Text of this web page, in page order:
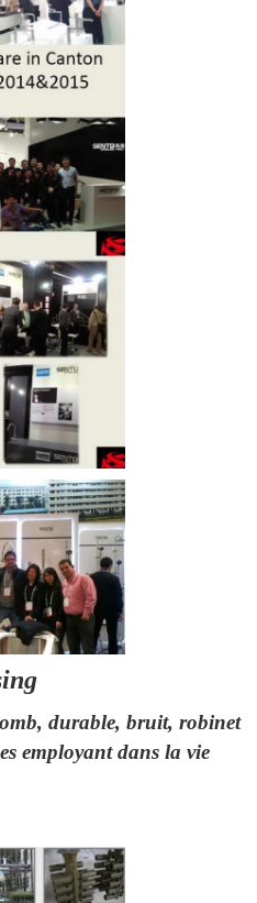
Laisser un message
vous rappellerons
SOUMETTRE
durable, bruit, robinet
employant dans la vie